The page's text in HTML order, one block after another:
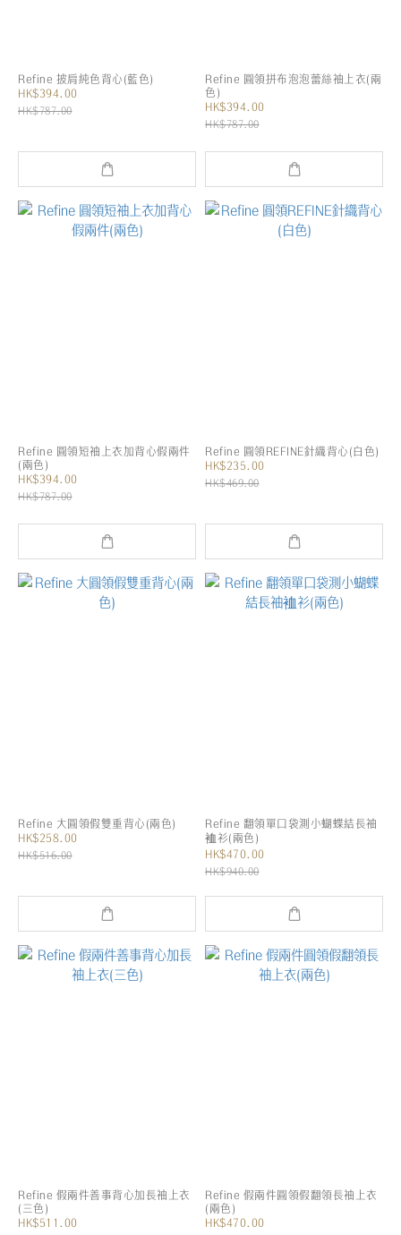
Refine 披肩純色背心(藍色)
HK$394.00
HK$787.00
Refine 圓領拼布泡泡蕾絲袖上衣(兩
色)
HK$394.00
HK$787.00
Refine 圓領短袖上衣加背心假兩件
(兩色)
HK$394.00
HK$787.00
Refine 圓領REFINE針織背心(白色)
HK$235.00
HK$469.00
Refine 大圓領假雙重背心(兩色)
HK$258.00
HK$516.00
Refine 翻領單口袋測小蝴蝶結長袖
裇衫(兩色)
HK$470.00
HK$940.00
Refine 假兩件善事背心加長袖上衣
(三色)
HK$511.00
Refine 假兩件圓領假翻領長袖上衣
(兩色)
HK$470.00